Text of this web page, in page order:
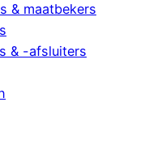
& maatbekers
& -afsluiters